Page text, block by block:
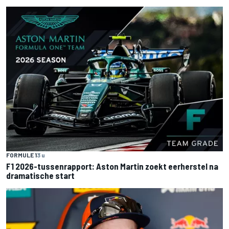
FORMULE 13 u
F1 2026-tussenrapport: Aston Martin zoekt eerherstel na
dramatische start